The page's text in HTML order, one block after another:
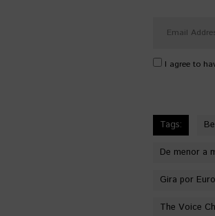
I agree to
Tags:
De menor a
Gira por
The Voice